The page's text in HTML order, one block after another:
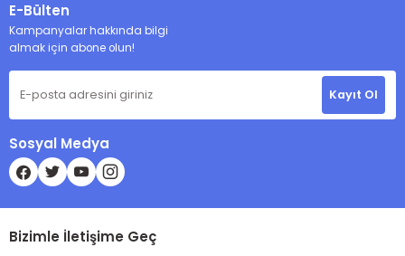
E-Bülten
Kampanyalar hakkında bilgi
almak için abone olun!
Kayıt Ol
Sosyal Medya
Bizimle İletişime Geç